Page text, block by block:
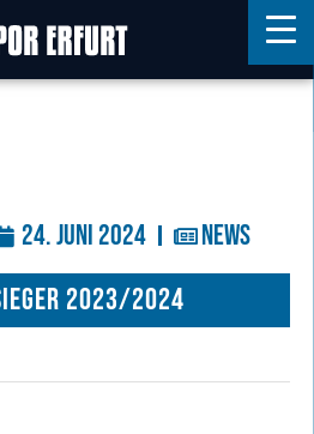
24. Juni 2024 News
2023/2024